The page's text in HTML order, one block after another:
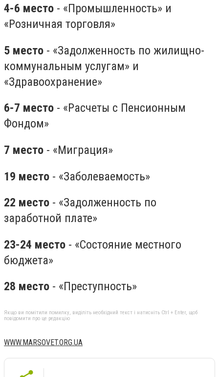
4-6 место - «Промышленность» и
«Розничная торговля»
5 место - «Задолженность по жилищно-
коммунальным услугам» и
«Здравоохранение»
6-7 место - «Расчеты с Пенсионным
Фондом»
7 место - «Миграция»
19 место - «Заболеваемость»
22 место - «Задолженность по
заработной плате»
23-24 место - «Состояние местного
бюджета»
28 место - «Преступность»
Якщо ви помітили помилку, виділіть необхідний текст і натисніть Ctrl + Enter, щоб
повідомити про це редакцію
WWW.MARSOVET.ORG.UA